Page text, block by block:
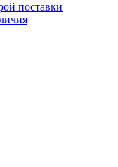
поставки